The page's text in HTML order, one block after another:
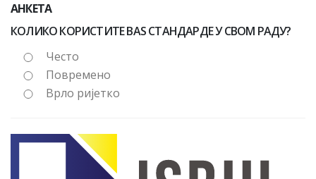
АНКЕТА
КОЛИКО КОРИСТИТЕ BAS СТАНДАРДЕ У СВОМ РАДУ?
Често
Повремено
Врло ријетко